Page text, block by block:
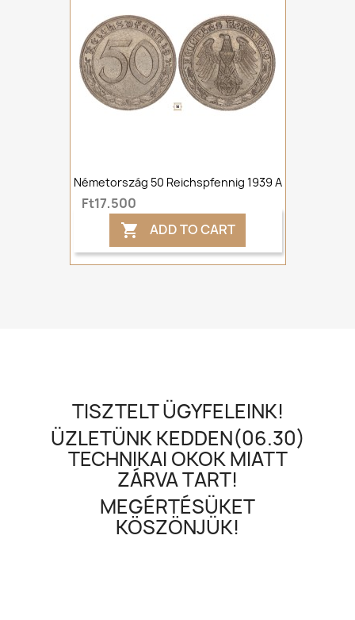
Németország 50 Reichspfennig 1939 A
Ft17,500
 ADD TO CART
TISZTELT ÜGYFELEINK!
ÜZLETÜNK KEDDEN(06.30)
TECHNIKAI OKOK MIATT
ZÁRVA TART!
MEGÉRTÉSÜKET
KÖSZÖNJÜK!